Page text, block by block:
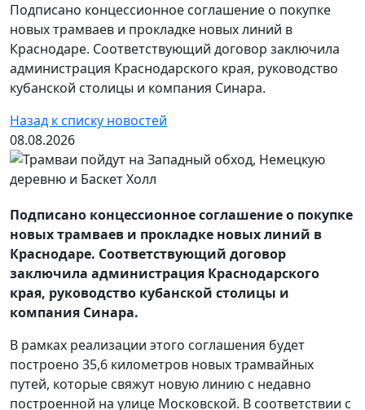
Подписано концессионное соглашение о покупке
новых трамваев и прокладке новых линий в
Краснодаре. Соответствующий договор заключила
администрация Краснодарского края, руководство
кубанской столицы и компания Синара.
Назад к списку новостей
08.08.2026
Подписано концессионное соглашение о покупке
новых трамваев и прокладке новых линий в
Краснодаре. Соответствующий договор
заключила администрация Краснодарского
края, руководство кубанской столицы и
компания Синара.
В рамках реализации этого соглашения будет
построено 35,6 километров новых трамвайных
путей, которые свяжут новую линию с недавно
построенной на улице Московской. В соответствии с